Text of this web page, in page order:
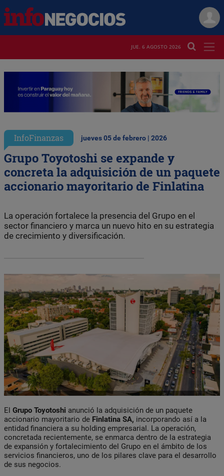
JUE. 6 AGOSTO 2026
InfoFinanzas jueves 05 de febrero | 2026
Grupo Toyotoshi se expande y
concreta la adquisición de un paquete
accionario mayoritario de Finlatina
La operación fortalece la presencia del Grupo en el
sector financiero y marca un nuevo hito en su estrategia
de crecimiento y diversificación.
El Grupo Toyotoshi anunció la adquisición de un paquete
accionario mayoritario de Finlatina SA, incorporando así a la
entidad financiera a su holding empresarial. La operación,
concretada recientemente, se enmarca dentro de la estrategia
de expansión y fortalecimiento del Grupo en el ámbito de los
servicios financieros, uno de los pilares clave para el desarrollo
de sus negocios.